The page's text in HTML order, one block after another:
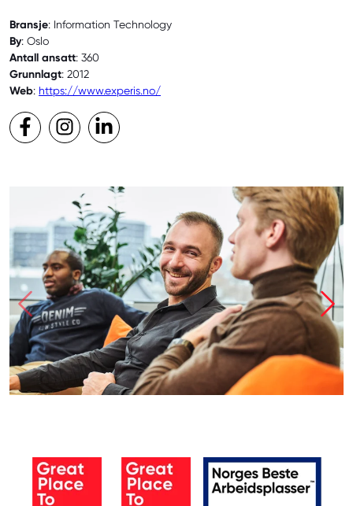
Bransje: Information Technology
By: Oslo
Antall ansatt: 360
Grunnlagt: 2012
Web: https://www.experis.no/
Facebook
Instagram
LinkedIn